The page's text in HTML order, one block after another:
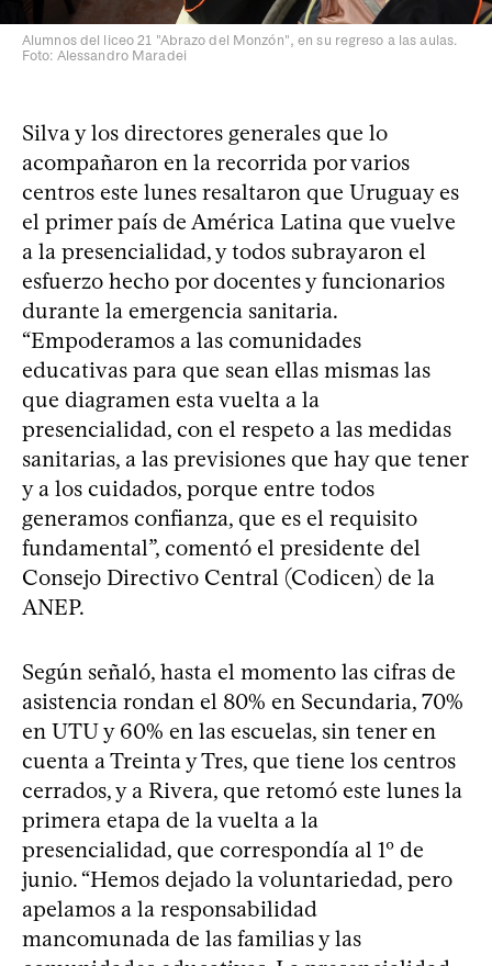
Alumnos del liceo 21 "Abrazo del Monzón", en su regreso a las aulas.
Foto: Alessandro Maradei
Silva y los directores generales que lo
acompañaron en la recorrida por varios
centros este lunes resaltaron que Uruguay es
el primer país de América Latina que vuelve
a la presencialidad, y todos subrayaron el
esfuerzo hecho por docentes y funcionarios
durante la emergencia sanitaria.
“Empoderamos a las comunidades
educativas para que sean ellas mismas las
que diagramen esta vuelta a la
presencialidad, con el respeto a las medidas
sanitarias, a las previsiones que hay que tener
y a los cuidados, porque entre todos
generamos confianza, que es el requisito
fundamental”, comentó el presidente del
Consejo Directivo Central (Codicen) de la
ANEP.
Según señaló, hasta el momento las cifras de
asistencia rondan el 80% en Secundaria, 70%
en UTU y 60% en las escuelas, sin tener en
cuenta a Treinta y Tres, que tiene los centros
cerrados, y a Rivera, que retomó este lunes la
primera etapa de la vuelta a la
presencialidad, que correspondía al 1º de
junio. “Hemos dejado la voluntariedad, pero
apelamos a la responsabilidad
mancomunada de las familias y las